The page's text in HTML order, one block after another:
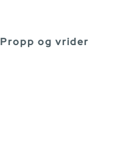
Propp og vrider